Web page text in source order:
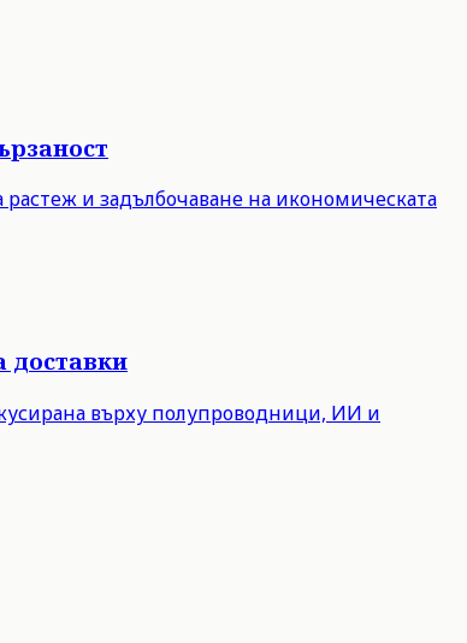
и задълбочаване на икономическата
доставки
върху полупроводници, ИИ и